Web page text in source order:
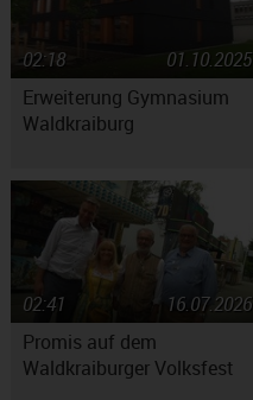
Erweiterung Gymnasium
Waldkraiburg
01.10.2025
02:18
Promis auf dem
Waldkraiburger Volksfest
16.07.2026
02:41